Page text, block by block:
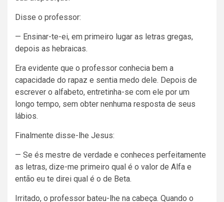
Disse o professor:
— Ensinar-te-ei, em primeiro lugar as letras gregas,
depois as hebraicas.
Era evidente que o professor conhecia bem a
capacidade do rapaz e sentia medo dele. Depois de
escrever o alfabeto, entretinha-se com ele por um
longo tempo, sem obter nenhuma resposta de seus
lábios.
Finalmente disse-lhe Jesus:
— Se és mestre de verdade e conheces perfeitamente
as letras, dize-me primeiro qual é o valor de Alfa e
então eu te direi qual é o de Beta.
Irritado, o professor bateu-lhe na cabeça. Quando o